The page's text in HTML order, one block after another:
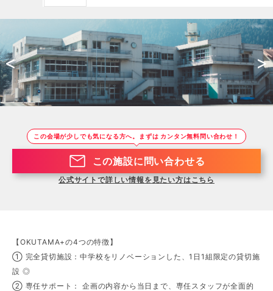
>
<
この会場が少しでも気になる方へ。まずは カンタン無料問い合わせ！
この施設に問い合わせる
公式サイトで詳しい情報を見たい方はこちら
【OKUTAMA+の4つの特徴】
① 完全貸切施設：中学校をリノベーションした、1日1組限定の貸切施
設 ◎
② 専任サポート： 企画の内容から当日まで、専任スタッフが全面的